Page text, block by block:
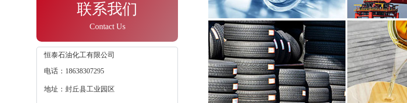
联系我们
Contact Us
恒泰石油化工有限公司
电话：18638307295
地址：封丘县工业园区